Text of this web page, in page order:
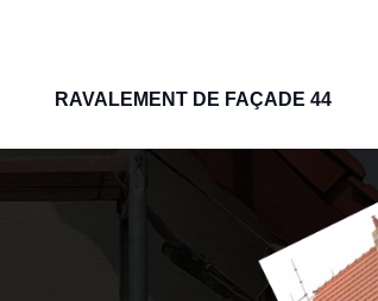
RAVALEMENT DE FAÇADE 44